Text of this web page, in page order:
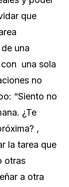
que
una
una sola
no
“Siento no
¿Te
,
la tarea que
otras
a otra